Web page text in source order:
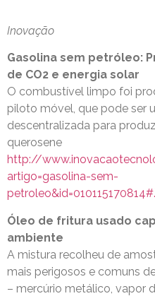
Inovação
Gasolina sem petróleo:
de CO2 e energia solar
O combustível limpo foi
piloto móvel, que pode ser
descentralizada para
querosene
http://
artigo=gasolina-sem-
Óleo de fritura usado
ambiente
A mistura recolheu de
mais perigosos e comuns
– mercúrio metálico, vapor